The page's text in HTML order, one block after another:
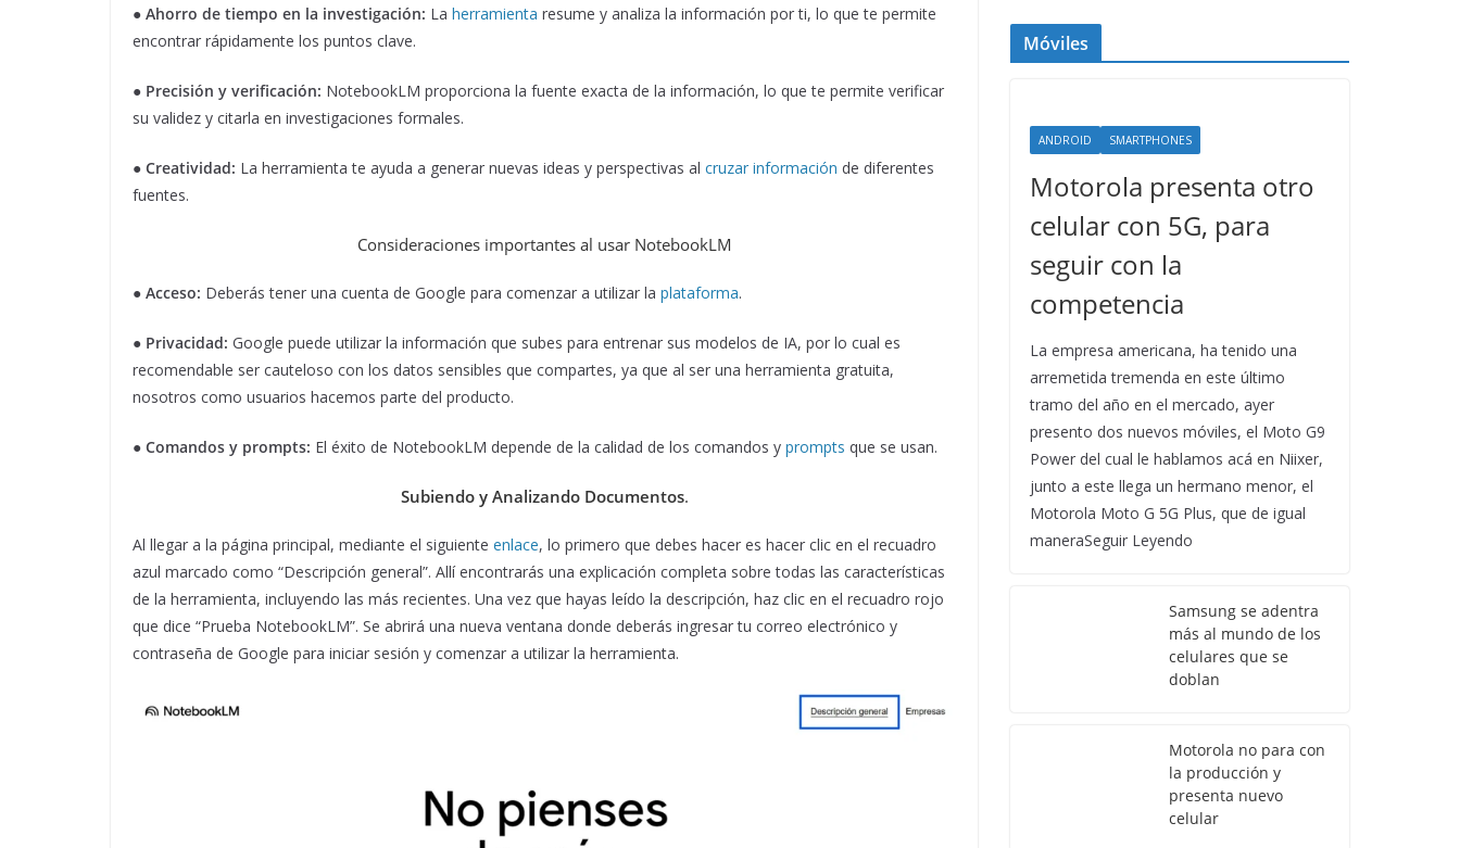
● Ahorro de tiempo en la investigación: La herramienta resume y analiza la información por ti, lo que te permite
encontrar rápidamente los puntos clave.
● Precisión y verificación: NotebookLM proporciona la fuente exacta de la información, lo que te permite verificar
su validez y citarla en investigaciones formales.
● Creatividad: La herramienta te ayuda a generar nuevas ideas y perspectivas al cruzar información de diferentes
fuentes.
Consideraciones importantes al usar NotebookLM
● Acceso: Deberás tener una cuenta de Google para comenzar a utilizar la plataforma.
● Privacidad: Google puede utilizar la información que subes para entrenar sus modelos de IA, por lo cual es
recomendable ser cauteloso con los datos sensibles que compartes, ya que al ser una herramienta gratuita,
nosotros como usuarios hacemos parte del producto.
● Comandos y prompts: El éxito de NotebookLM depende de la calidad de los comandos y prompts que se usan.
Subiendo y Analizando Documentos.
Al llegar a la página principal, mediante el siguiente enlace, lo primero que debes hacer es hacer clic en el recuadro
azul marcado como “Descripción general”. Allí encontrarás una explicación completa sobre todas las características
de la herramienta, incluyendo las más recientes. Una vez que hayas leído la descripción, haz clic en el recuadro rojo
que dice “Prueba NotebookLM”. Se abrirá una nueva ventana donde deberás ingresar tu correo electrónico y
contraseña de Google para iniciar sesión y comenzar a utilizar la herramienta.
Móviles
ANDROID SMARTPHONES
Motorola presenta otro
celular con 5G, para
seguir con la
competencia
La empresa americana, ha tenido una
arremetida tremenda en este último
tramo del año en el mercado, ayer
presento dos nuevos móviles, el Moto G9
Power del cual le hablamos acá en Niixer,
junto a este llega un hermano menor, el
Motorola Moto G 5G Plus, que de igual
maneraSeguir Leyendo
Samsung se adentra
más al mundo de los
celulares que se
doblan
Motorola no para con
la producción y
presenta nuevo
celular